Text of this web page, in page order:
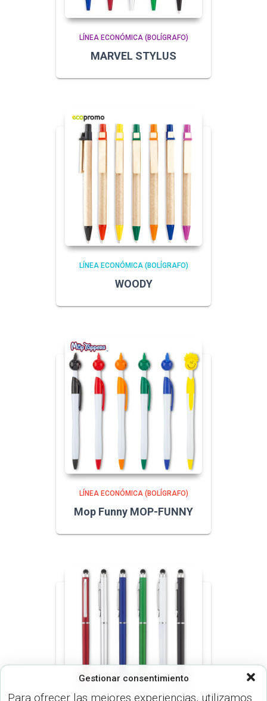
Gestionar consentimiento
Para ofrecer las mejores experiencias, utilizamos
LÍNEA ECONÓMICA (BOLÍGRAFO)
MARVEL STYLUS
LÍNEA ECONÓMICA (BOLÍGRAFO)
WOODY
LÍNEA ECONÓMICA (BOLÍGRAFO)
Mop Funny MOP-FUNNY